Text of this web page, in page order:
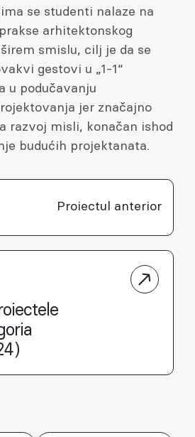
se studenti nalaze na
arhitektonskog
smislu, cilj je da se
gestovi u „1-1“
u podučavanju
jer značajno
razvoj misli, konačan ishod
budućih projektanata.
Proiectul anterior